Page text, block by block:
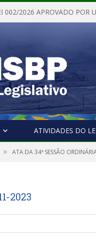
ATIVIDADES DO
» ATA DA 34ª SESSÃO
2023